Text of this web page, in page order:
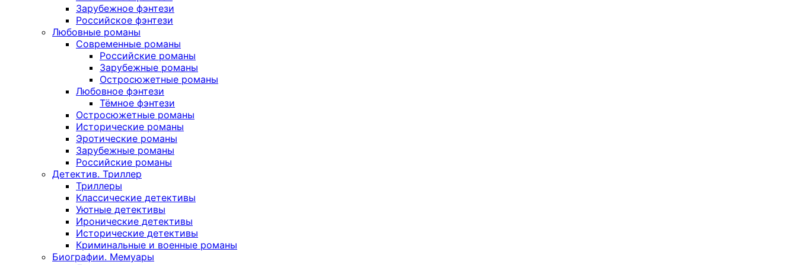
Зарубежное фэнтези
Российское фэнтези
Любовные романы
Современные романы
Российские романы
Зарубежные романы
Остросюжетные романы
Любовное фэнтези
Тёмное фэнтези
Остросюжетные романы
Исторические романы
Эротические романы
Зарубежные романы
Российские романы
Детектив. Триллер
Триллеры
Классические детективы
Уютные детективы
Иронические детективы
Исторические детективы
Криминальные и военные романы
Биографии. Мемуары